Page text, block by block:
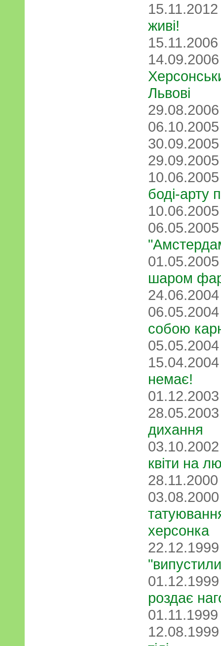
живі!
Львові
боді-арту
шаром
собою
немає!
дихання
квіти на
херсонка
роздає